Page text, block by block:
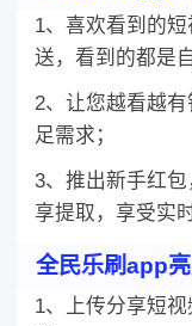
1、喜欢看到的
送，看到的都是
2、让您越看越
足需求；
3、推出新手红
享提取，享受实
全民乐刷app
1、上传分享短